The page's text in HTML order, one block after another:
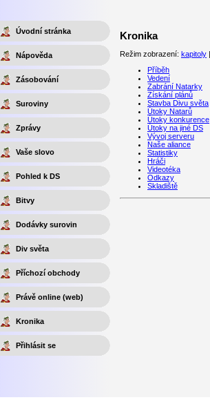
Úvodní stránka
Nápověda
Zásobování
Suroviny
Zprávy
Vaše slovo
Pohled k DS
Bitvy
Dodávky surovin
Div světa
Příchozí obchody
Právě online (web)
Kronika
Přihlásit se
Kronika
Režim zobrazení: kapitoly
Příběh
Vedení
Zabrání Natarky
Získání plánů
Stavba Divu světa
Útoky Natarů
Útoky konkurence
Útoky na jiné DS
Vývoj serveru
Naše aliance
Statistiky
Hráči
Videotéka
Odkazy
Skladiště